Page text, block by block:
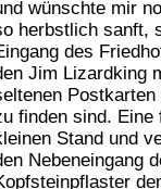
wünschte mir
herbstlich sanft,
des
Jim Lizardking
finden sind. Eine
Stand und
Nebeneingang